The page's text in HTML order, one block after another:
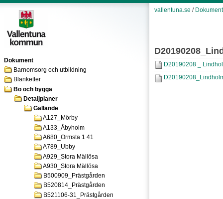
Dokument
Barnomsorg och utbildning
Blanketter
Bo och bygga
Detaljplaner
Gällande
A127_Mörby
A133_Åbyholm
A680_Ormsta 1 41
A789_Ubby
A929_Stora Mällösa
A930_Stora Mällösa
B500909_Prästgården
B520814_Prästgården
B521106-31_Prästgården
vallentuna.se / Dokument
D20190208 _